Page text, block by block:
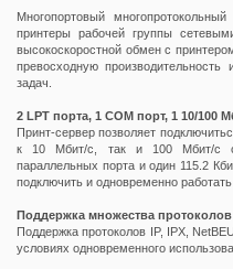
Многопортовый
принтеры рабочей группы
высокоскоростной обмен с
превосходную
задач.
2 LPT порта, 1 COM порт, 1 10/100
Принт-сервер позволяет
к 10 Мбит/с, так и 100 Мбит/с
параллельных порта и один 115.2
подключить и одновременно
Поддержка множества протоколов
Поддержка протоколов IP, IPX,
условиях одновременного